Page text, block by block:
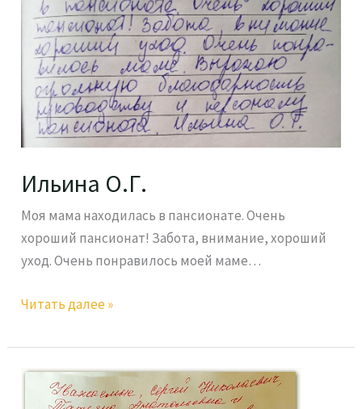
Ильина О.Г.
Моя мама находилась в пансионате. Очень
хороший пансионат! Забота, внимание, хороший
уход. Очень понравилось моей маме…
Читать далее »
Сафина